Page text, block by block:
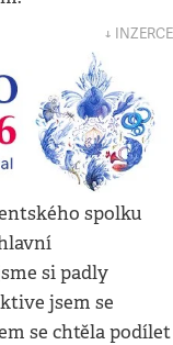
↓ INZERCE
spolku
si padly
jsem se
se chtěla podílet